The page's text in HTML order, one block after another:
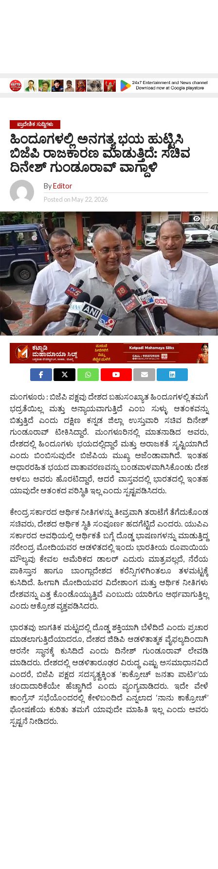
ಪ್ರಾದೇಶಿಕ ಸುದ್ದಿಗಳು
ಹಿಂದೂಗಳಲ್ಲಿ ಅನಗತ್ಯ ಭಯ ಹುಟ್ಟಿಸಿ
ಬಿಜೆಪಿ ರಾಜಕಾರಣ ಮಾಡುತ್ತಿದೆ: ಸಚಿವ
ದಿನೇಶ್ ಗುಂಡೂರಾವ್ ವಾಗ್ದಾಳಿ
By Editor
Posted on May 22, 2026
1.2K
ಮಂಗಳೂರು : ಬಿಜೆಪಿ ಪಕ್ಷವು ದೇಶದ ಬಹುಸಂಖ್ಯಾತ ಹಿಂದೂಗಳಲ್ಲಿ ತಮಗೆ
ಭದ್ರತೆಯಿಲ್ಲ ಮತ್ತು ಅನ್ಯಾಯವಾಗುತ್ತಿದೆ ಎಂಬ ಸುಳ್ಳು ಆತಂಕವನ್ನು
ಬಿತ್ತುತ್ತಿದೆ ಎಂದು ದಕ್ಷಿಣ ಕನ್ನಡ ಜಿಲ್ಲಾ ಉಸ್ತುವಾರಿ ಸಚಿವ ದಿನೇಶ್
ಗುಂಡೂರಾವ್ ಟೀಕಿಸಿದ್ದಾರೆ. ಮಂಗಳೂರಿನಲ್ಲಿ ಮಾತನಾಡಿದ ಅವರು,
ದೇಶದಲ್ಲಿ ಹಿಂದೂಗಳು ಭಯದಲ್ಲಿದ್ದಾರೆ ಮತ್ತು ಅರಾಜಕತೆ ಸೃಷ್ಟಿಯಾಗಿದೆ
ಎಂದು ಬಿಂಬಿಸುವುದೇ ಬಿಜೆಪಿಯ ಮುಖ್ಯ ಅಜೆಂಡಾವಾಗಿದೆ. ಇಂತಹ
ಆಧಾರರಹಿತ ಭಯದ ವಾತಾವರಣವನ್ನು ಬಂಡವಾಳವಾಗಿಸಿಕೊಂಡು ದೇಶ
ಆಳಲು ಅವರು ಹೊರಟಿದ್ದಾರೆ, ಆದರೆ ವಾಸ್ತವದಲ್ಲಿ ಭಾರತದಲ್ಲಿ ಇಂತಹ
ಯಾವುದೇ ಆತಂಕದ ಪರಿಸ್ಥಿತಿ ಇಲ್ಲ ಎಂದು ಸ್ಪಷ್ಟಪಡಿಸಿದರು.
ಕೇಂದ್ರ ಸರ್ಕಾರದ ಆರ್ಥಿಕ ನೀತಿಗಳನ್ನು ತೀವ್ರವಾಗಿ ತರಾಟೆಗೆ ತೆಗೆದುಕೊಂಡ
ಸಚಿವರು, ದೇಶದ ಆರ್ಥಿಕ ಸ್ಥಿತಿ ಸಂಪೂರ್ಣ ಹದಗೆಟ್ಟಿದೆ ಎಂದರು. ಯುಪಿಎ
ಸರ್ಕಾರದ ಅವಧಿಯಲ್ಲಿ ಆರ್ಥಿಕತೆ ಬಗ್ಗೆ ದೊಡ್ಡ ಭಾಷಣಗಳನ್ನು ಮಾಡುತ್ತಿದ್ದ
ನರೇಂದ್ರ ಮೋದಿಯವರ ಆಡಳಿತದಲ್ಲಿ ಇಂದು ಭಾರತೀಯ ರೂಪಾಯಿಯ
ಮೌಲ್ಯವು ಕೇವಲ ಅಮೆರಿಕದ ಡಾಲರ್ ಎದುರು ಮಾತ್ರವಲ್ಲದೆ, ನೆರೆಯ
ಪಾಕಿಸ್ತಾನ ಹಾಗೂ ಬಾಂಗ್ಲಾದೇಶದ ಕರೆನ್ಸಿಗಳಿಗಿಂತಲೂ ತಳಮಟ್ಟಕ್ಕೆ
ಕುಸಿದಿದೆ. ಹೀಗಾಗಿ ಮೋದಿಯವರ ವಿದೇಶಾಂಗ ಮತ್ತು ಆರ್ಥಿಕ ನೀತಿಗಳು
ದೇಶವನ್ನು ಎತ್ತ ಕೊಂಡೊಯ್ಯುತ್ತಿವೆ ಎಂಬುದು ಯಾರಿಗೂ ಅರ್ಥವಾಗುತ್ತಿಲ್ಲ
ಎಂದು ಆಕ್ರೋಶ ವ್ಯಕ್ತಪಡಿಸಿದರು.
ಭಾರತವು ಜಾಗತಿಕ ಮಟ್ಟದಲ್ಲಿ ದೊಡ್ಡ ಶಕ್ತಿಯಾಗಿ ಬೆಳೆದಿದೆ ಎಂದು ಪ್ರಚಾರ
ಮಾಡಲಾಗುತ್ತಿದೆಯಾದರೂ, ದೇಶದ ಜಿಡಿಪಿ ಆಡಳಿತಾತ್ಮಕ ವೈಫಲ್ಯದಿಂದಾಗಿ
ಆರನೇ ಸ್ಥಾನಕ್ಕೆ ಕುಸಿದಿದೆ ಎಂದು ದಿನೇಶ್ ಗುಂಡೂರಾವ್ ಲೇವಡಿ
ಮಾಡಿದರು. ದೇಶದಲ್ಲಿ ಆಡಳಿತಾರೂಢರ ವಿರುದ್ಧ ಎಷ್ಟು ಅಸಮಾಧಾನವಿದೆ
ಎಂದರೆ, ಬಿಜೆಪಿ ಪಕ್ಷದ ಸದಸ್ಯತ್ವಕ್ಕಿಂತ ‘ಕಾಕ್ರೋಚ್ ಜನತಾ ಪಾರ್ಟಿ’ಯ
ಚಂದಾದಾರಿಕೆಯೇ ಹೆಚ್ಚಾಗಿದೆ ಎಂದು ವ್ಯಂಗ್ಯವಾಡಿದರು. ಇದೇ ವೇಳೆ
ಕಾಂಗ್ರೆಸ್ ಸಭೆಯೊಂದರಲ್ಲಿ ಕೇಳಿಬಂದಿದೆ ಎನ್ನಲಾದ ‘ನಾನು ಕಾಕ್ರೋಚ್’
ಘೋಷಣೆಯ ಕುರಿತು ತಮಗೆ ಯಾವುದೇ ಮಾಹಿತಿ ಇಲ್ಲ ಎಂದು ಅವರು
ಸ್ಪಷ್ಟನೆ ನೀಡಿದರು.